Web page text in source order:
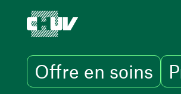
Offre en soins